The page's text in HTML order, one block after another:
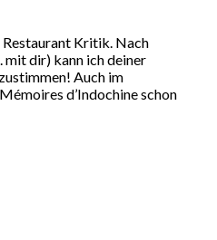
Restaurant Kritik. Nach
mit dir) kann ich deiner
Auch im
d’Indochine schon